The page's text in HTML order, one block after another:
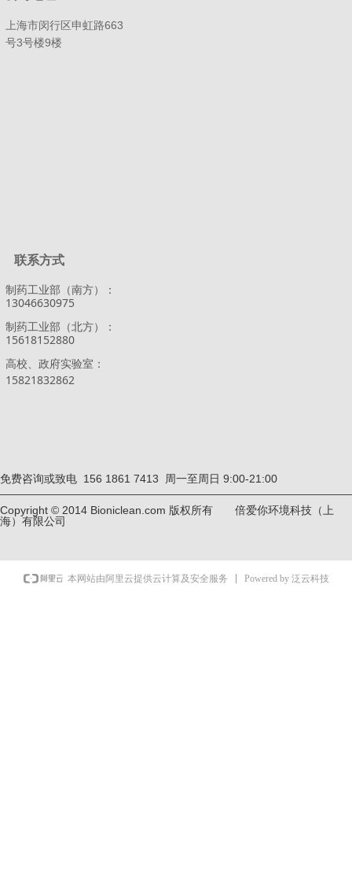
上海市闵行区申虹路663
号3号楼9楼
联系方式
制药工业部（南方）：
13046630975
制药工业部（北方）：
15618152880
高校、政府实验室：
15821832862
免费咨询或致电 156 1861 7413 周一至周日 9:00-21:00
Copyright © 2014 Bioniclean.com 版权所有 倍爱你环境科技（上
海）有限公司
本网站由阿里云提供云计算及安全服务 Powered by 泛云科技